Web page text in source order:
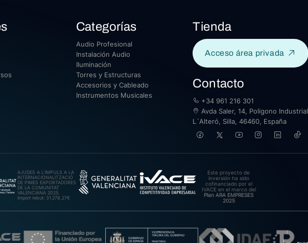
Categorías
Audio Profesional
Instalación Audio
Iluminación
Torres y Estructuras
Accesorios y Cableado
Instrumentos Musicales
Tienda
Acceso área privada
Contacto
+34 961 216 301
Avda Saler, 14, Poligono Industrial
L´Alteró, Silla, 46460, España
AJUDES A L’IMPULS A LA
INTERNACIONALITZACIÓ
DE PIMES EXPORTADORES
DE LA COMUNITAT
VALENCIANA 2025.
Import rebut: 31.278,27€
Este proyecto de
inversión ha sido
cofinanciado por el
IVACE en el marco del
Plan ARA EMPRESES
2025